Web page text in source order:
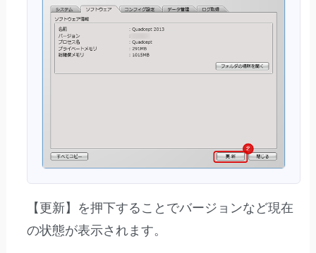
【更新】を押下することでバージョンなど現在
の状態が表示されます。